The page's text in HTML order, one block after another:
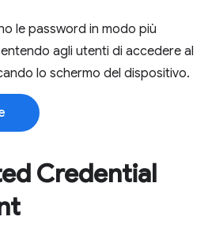
le password in modo più
agli utenti di accedere al
lo schermo del dispositivo.
Credential